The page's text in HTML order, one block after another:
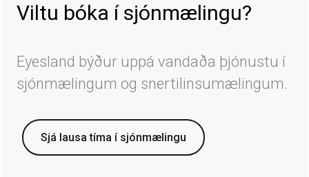
Viltu bóka í sjónmælingu?
Eyesland býður uppá vandaða þjónustu í
sjónmælingum og snertilinsumælingum.
Sjá lausa tíma í sjónmælingu